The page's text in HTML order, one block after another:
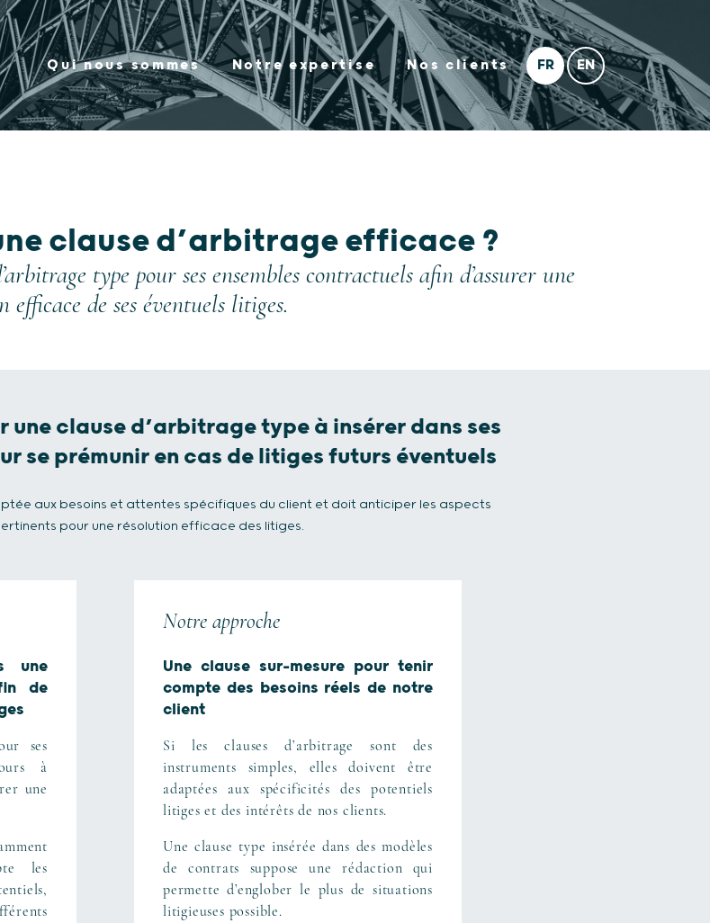
Qui nous sommes Notre expertise Nos clients
clause d’arbitrage efficace ?
type pour ses ensembles contractuels afin d’assurer une
efficace de ses éventuels litiges.
une clause d’arbitrage type à insérer dans ses
se prémunir en cas de litiges futurs éventuels
aux besoins et attentes spécifiques du client et doit anticiper les aspects
pour une résolution efficace des litiges.
une
de
ses
à
une
les
Notre approche
Une clause sur-mesure pour tenir
compte des besoins réels de notre
client
Si les clauses d’arbitrage sont des
instruments simples, elles doivent être
adaptées aux spécificités des potentiels
litiges et des intérêts de nos clients.
Une clause type insérée dans des modèles
de contrats suppose une rédaction qui
permette d’englober le plus de situations
litigieuses possible.